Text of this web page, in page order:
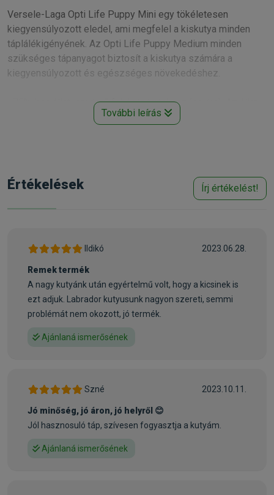
Versele-Laga Opti Life Puppy Mini egy tökéletesen
kiegyensúlyozott eledel, ami megfelel a kiskutya minden
táplálékigényének. Az Opti Life Puppy Medium minden
szükséges tápanyagot biztosít a kiskutya számára a
kiegyensúlyozott és egészséges növekedéshez.
• 75%-ban állati eredetű fehérjét tartalmaz (csirke). Az állati
fehérjék finomak és könnyen emészthetők, így a pellet
• Az ételintolerancia elkerülése érdekében nincs benne se
kukorica, se búza
• Az ásványi anyagok és az alapvető aminosavak
• Megfelelő kálciumtartalom a csontszerkezet optimális
fejlődése érdekében
Opti Growth: Krill, mint az EPA és DHA omega-3 zsírsavak
természetes forrása, amelyek az agy és a látás
Opti Joint: Csirke, mint a kondroitinszulfát természetes
Összetétel:
csirke (szárított 30%), rizs, állati zsír, cirok növenyi rostok,
lenmag, lazacolaj, sörélesztő, ásványi anyagok, krill, szárított
nodosum), szőlőmag, rozmaring körömvirág, zold tea
További leírás
Értékelések Írj értékelést!
Ildikó 2023.06.28.
Remek termék
A nagy kutyánk után egyértelmű volt, hogy a kicsinek is
ezt adjuk. Labrador kutyusunk nagyon szereti, semmi
problémát nem okozott, jó termék.
Ajánlaná ismerősének
Szné 2023.10.11.
Jó minőség, jó áron, jó helyről 😊
Jól hasznosuló táp, szívesen fogyasztja a kutyám.
Ajánlaná ismerősének